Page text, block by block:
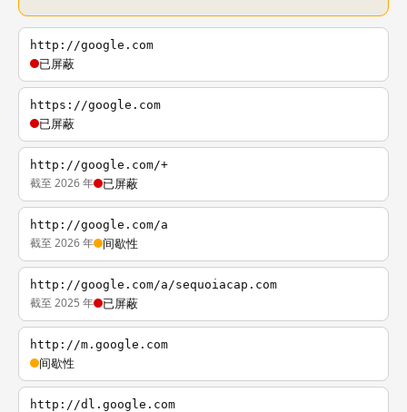
http://google.com
已屏蔽
https://google.com
已屏蔽
http://google.com/+
截至 2026 年 已屏蔽
http://google.com/a
截至 2026 年 间歇性
http://google.com/a/sequoiacap.com
截至 2025 年 已屏蔽
http://m.google.com
间歇性
http://dl.google.com